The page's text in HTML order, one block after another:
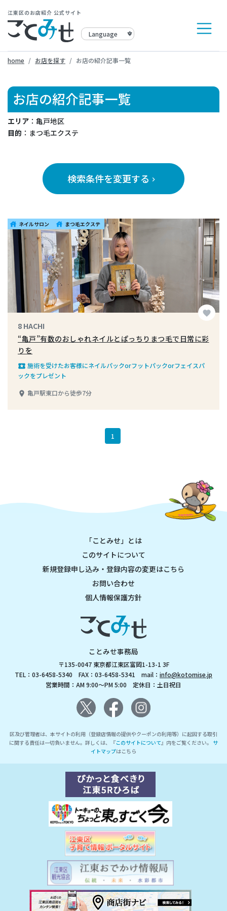
江東区のお店紹介 公式サイト
home お店を探す お店の紹介記事一覧
お店の紹介記事一覧
エリア ：亀戸地区
目的 ：まつ毛エクステ
検索条件を変更する keyboard_arrow_right
house ネイルサロン house まつ毛エクステ
favorite
8 HACHI
“亀戸”有数のおしゃれネイルとぱっちりまつ毛で日常に彩
りを
local_play 施術を受けたお客様にネイルパックorフットパックorフェイスパ
ックをプレゼント
place 亀戸駅東口から徒歩7分
1
「ことみせ」とは
このサイトについて
新規登録申し込み・登録内容の変更はこちら
お問い合わせ
個人情報保護方針
ことみせ事務局
〒135-0047 東京都江東区富岡1-13-1 3F
TEL：03-6458-5340 FAX：03-6458-5341 mail： info@kotomise.jp
営業時間：AM 9:00～PM 5:00 定休日：土日祝日
区及び管理者は、本サイトの利用（登録店情報の提供やクーポンの利用等）に起因する取引
に関する責任は一切負いません。詳しくは、『このサイトについて』内をご覧ください。 サ
イトマップはこちら